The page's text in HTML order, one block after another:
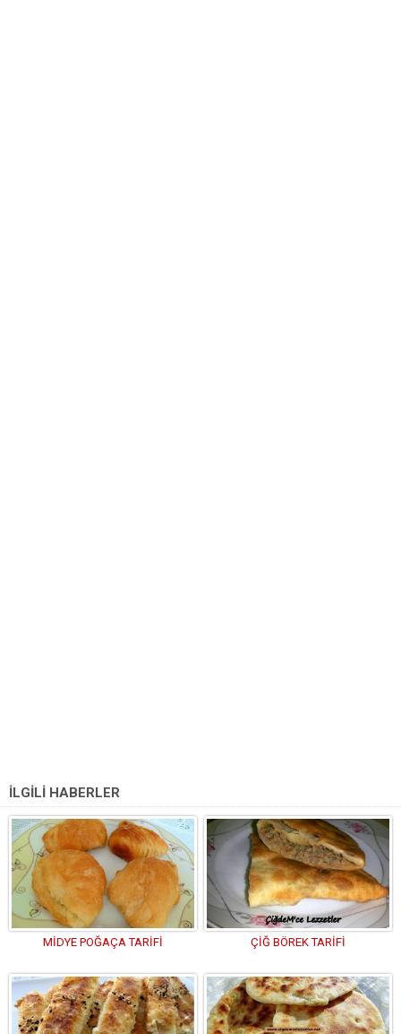
İLGİLİ HABERLER
MİDYE POĞAÇA TARİFİ ÇİĞ BÖREK TARİFİ